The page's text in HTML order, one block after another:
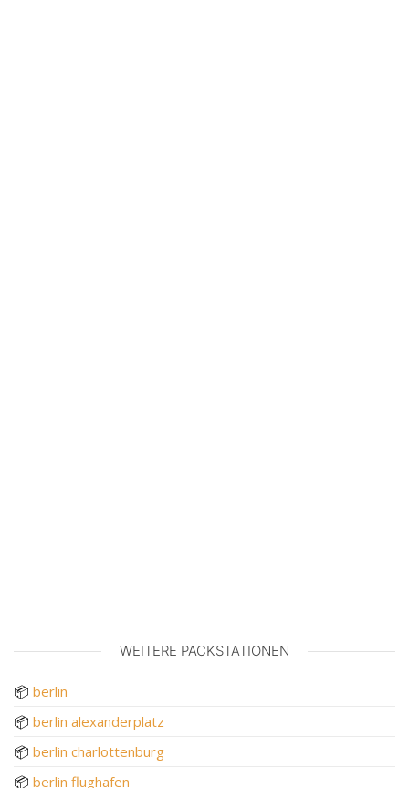
WEITERE PACKSTATIONEN
📦 berlin
📦 berlin alexanderplatz
📦 berlin charlottenburg
📦 berlin flughafen